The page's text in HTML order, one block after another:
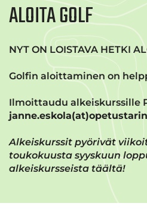
ALOITA GOLF
NYT ON LOISTAVA HETKI
Golfin aloittaminen on
Ilmoittaudu alkeiskurssille
Alkeiskurssit pyörivät
toukokuusta syyskuun
alkeiskursseista täältä!